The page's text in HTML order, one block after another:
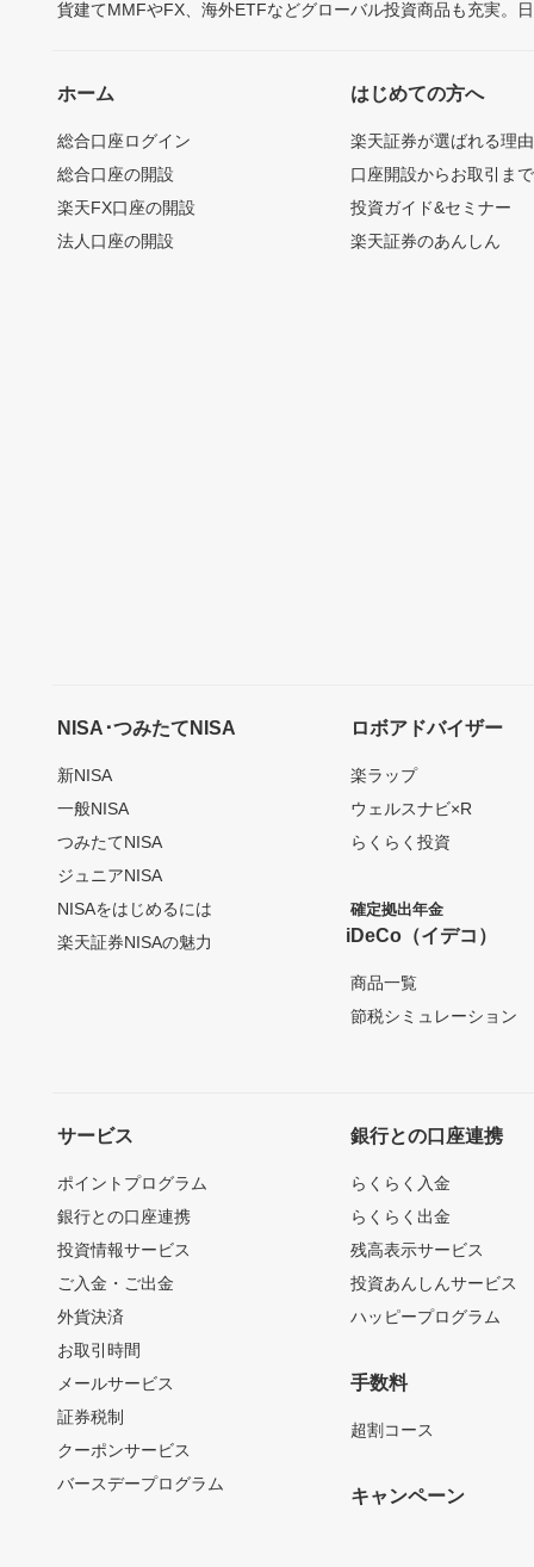
貨建てMMFやFX、海外ETFなどグローバル投資商品も充実。
ホーム
総合口座ログイン
総合口座の開設
楽天FX口座の開設
法人口座の開設
はじめての方へ
楽天証券が選ばれる理由
口座開設からお取引ま
投資ガイド&セミナー
楽天証券のあんしん
NISA･つみたてNISA
新NISA
一般NISA
つみたてNISA
ジュニアNISA
NISAをはじめるには
楽天証券NISAの魅力
ロボアドバイザー
楽ラップ
ウェルスナビ×R
らくらく投資
確定拠出年金
iDeCo（イデコ）
商品一覧
節税シミュレーション
サービス
ポイントプログラム
銀行との口座連携
投資情報サービス
ご入金・ご出金
外貨決済
お取引時間
メールサービス
証券税制
クーポンサービス
バースデープログラム
銀行との口座連携
らくらく入金
らくらく出金
残高表示サービス
投資あんしんサービス
ハッピープログラム
手数料
超割コース
キャンペーン